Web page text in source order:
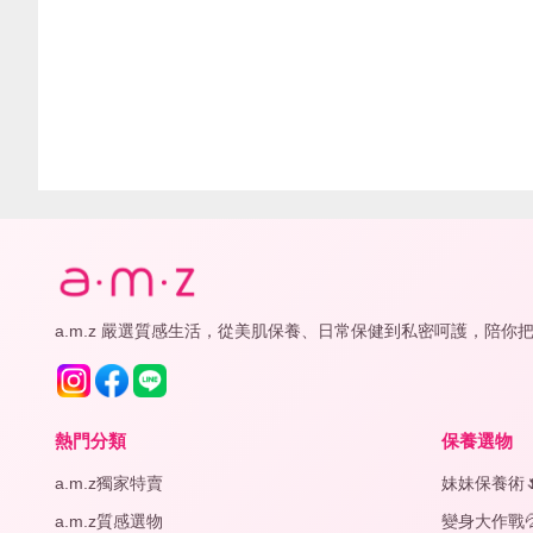
a.m.z 嚴選質感生活，從美肌保養、日常保健到私密呵護，陪你
熱門分類
a.m.z獨家特賣
a.m.z質感選物
保養選物
妹妹保養術
變身大作戰